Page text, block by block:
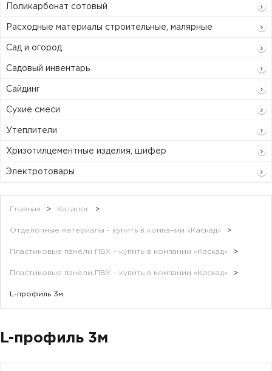
Поликарбонат сотовый
Расходные материалы строительные, малярные
Сад и огород
Садовый инвентарь
Сайдинг
Сухие смеси
Утеплители
Хризотилцементные изделия, шифер
Электротовары
Главная > Каталог >
Отделочные материалы - купить в компании «Каскад» >
Пластиковые панели ПВХ - купить в компании «Каскад» >
Пластиковые панели ПВХ - купить в компании «Каскад» >
L-профиль 3м
L-профиль 3м